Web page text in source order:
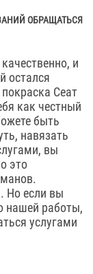
ОБРАЩАТЬСЯ
и
остался
Сеат
как честный
быть
навязать
вы
это
Но если вы
нашей работы,
услугами